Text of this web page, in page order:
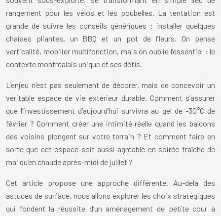
rangement pour les vélos et les poubelles. La tentation est
grande de suivre les conseils génériques : installer quelques
chaises pliantes, un BBQ et un pot de fleurs. On pense
verticalité, mobilier multifonction, mais on oublie l’essentiel : le
contexte montréalais unique et ses défis.
L’enjeu n’est pas seulement de décorer, mais de concevoir un
véritable espace de vie extérieur durable. Comment s’assurer
que l’investissement d’aujourd’hui survivra au gel de -30°C de
février ? Comment créer une intimité réelle quand les balcons
des voisins plongent sur votre terrain ? Et comment faire en
sorte que cet espace soit aussi agréable en soirée fraîche de
mai qu’en chaude après-midi de juillet ?
Cet article propose une approche différente. Au-delà des
astuces de surface, nous allons explorer les choix stratégiques
qui fondent la réussite d’un aménagement de petite cour à